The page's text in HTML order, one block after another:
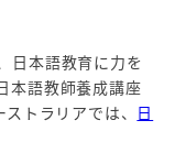
日本語教育に力を
本語教師養成講座
トラリアでは、 日